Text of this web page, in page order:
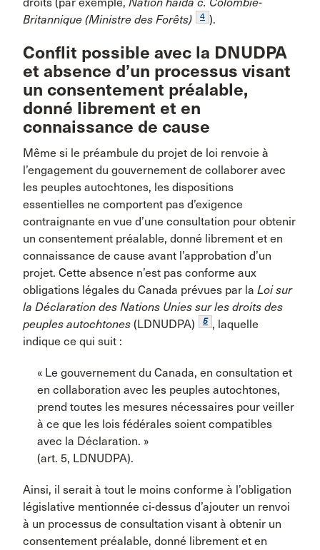
Britannique (Ministre des Forêts)
4 ).
Conflit possible avec la DNUDPA
et absence d’un processus visant
un consentement préalable,
donné librement et en
connaissance de cause
Même si le préambule du projet de loi renvoie à
l’engagement du gouvernement de collaborer avec
les peuples autochtones, les dispositions
essentielles ne comportent pas d’exigence
contraignante en vue d’une consultation pour obtenir
un consentement préalable, donné librement et en
connaissance de cause avant l’approbation d’un
projet. Cette absence n’est pas conforme aux
obligations légales du Canada prévues par la Loi sur
la Déclaration des Nations Unies sur les droits des
peuples autochtones (LDNUDPA) 5 , laquelle
indique ce qui suit :
« Le gouvernement du Canada, en consultation et
en collaboration avec les peuples autochtones,
prend toutes les mesures nécessaires pour veiller
à ce que les lois fédérales soient compatibles
avec la Déclaration. »
(art. 5, LDNUDPA).
Ainsi, il serait à tout le moins conforme à l’obligation
législative mentionnée ci-dessus d’ajouter un renvoi
à un processus de consultation visant à obtenir un
consentement préalable, donné librement et en